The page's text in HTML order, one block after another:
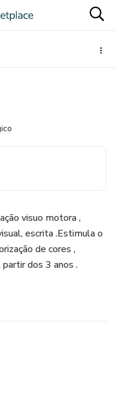
visuo motora ,
escrita .Estimula o
de cores ,
dos 3 anos .